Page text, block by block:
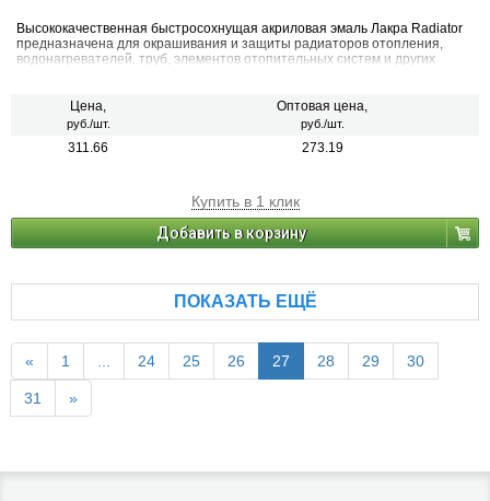
Высококачественная быстросохнущая акриловая эмаль Лакра Radiator
предназначена для окрашивания и защиты радиаторов отопления,
водонагревателей, труб, элементов отопительных систем и других
камень, бетон, кирпич). Применяется для наружных и внутренних работ.
Цена,
руб./шт.
Оптовая цена,
руб./шт.
311.66 273.19
Купить в 1 клик
Добавить в корзину
ПОКАЗАТЬ ЕЩЁ
« 1 ... 24 25 26 27 28 29 30
31 »